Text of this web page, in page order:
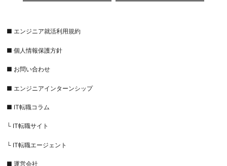
■ エンジニア就活利用規約
■ 個人情報保護方針
■ お問い合わせ
■ エンジニアインターンシップ
■ IT転職コラム
└ IT転職サイト
└ IT転職エージェント
■ 運営会社